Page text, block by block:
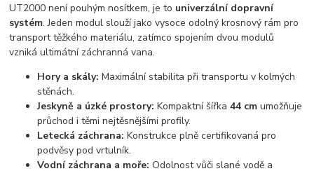
UT2000 není pouhým nosítkem, je to univerzální dopravní
systém. Jeden modul slouží jako vysoce odolný krosnový rám pro
transport těžkého materiálu, zatímco spojením dvou modulů
vzniká ultimátní záchranná vana.
Hory a skály: Maximální stabilita při transportu v kolmých
stěnách.
Jeskyně a úzké prostory: Kompaktní šířka44 cm umožňuje
průchod i těmi nejtěsnějšími profily.
Letecká záchrana: Konstrukce plně certifikovaná pro
podvěsy pod vrtulník.
Vodní záchrana a moře: Odolnost vůči slané vodě a